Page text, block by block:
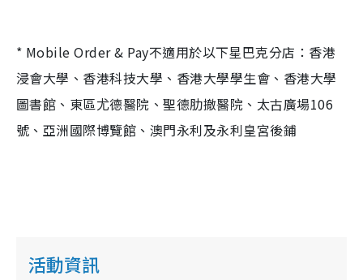
* Mobile Order & Pay不適用於以下星巴克分店：香港
浸會大學、香港科技大學、香港大學學生會、香港大學
圖書館、東區尤德醫院、聖德肋撤醫院、太古廣場106
號、亞洲國際博覽館、澳門永利及永利皇宮後鋪
活動資訊